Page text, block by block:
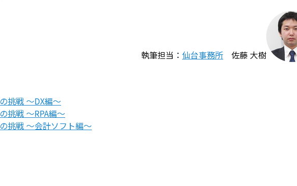
執筆担当： 仙台事務所 佐藤 大樹
挑戦 ～DX編～
挑戦 ～RPA編～
挑戦 ～会計ソフト編～